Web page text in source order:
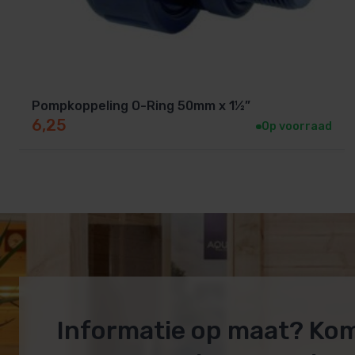
Pompkoppeling O-Ring 50mm x 1½”
6,25 Op voorraad
Informatie op maat?